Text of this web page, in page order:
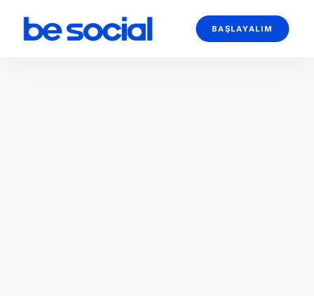
BAŞLAYALIM